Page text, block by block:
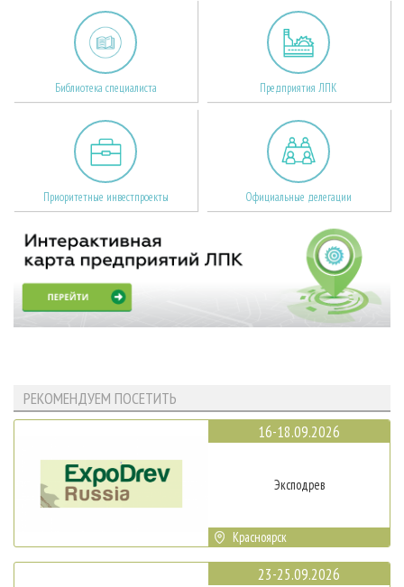
Библиотека специалиста Предприятия ЛПК
Приоритетные инвестпроекты Официальные делегации
РЕКОМЕНДУЕМ ПОСЕТИТЬ
16-18.09.2026
Эксподрев
Красноярск
23-25.09.2026